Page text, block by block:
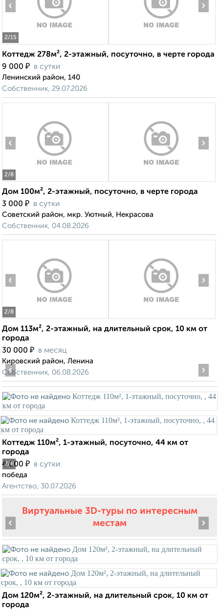
2/15
‹ ›
Коттедж 278м², 2-этажный, посуточно, в черте города
9 000 ₽ в сутки
Ленинский район, 140
Собственник, 29.07.2026
2/8
‹ ›
Дом 100м², 2-этажный, посуточно, в черте города
3 000 ₽ в сутки
Советский район, мкр. Уютный, Некрасова
Собственник, 04.08.2026
2/8
‹ ›
Дом 113м², 2-этажный, на длительный срок, 10 км от
города
30 000 ₽ в месяц
Кировский район, Ленина
Собственник, 06.08.2026
2/8
‹ ›
Коттедж 110м², 1-этажный, посуточно, 44 км от
города
4 000 ₽ в сутки
победа
Агентство, 30.07.2026
Виртуальные 3D-туры по интересным
местам
‹ ›
Дом 120м², 2-этажный, на длительный срок, 10 км от
города